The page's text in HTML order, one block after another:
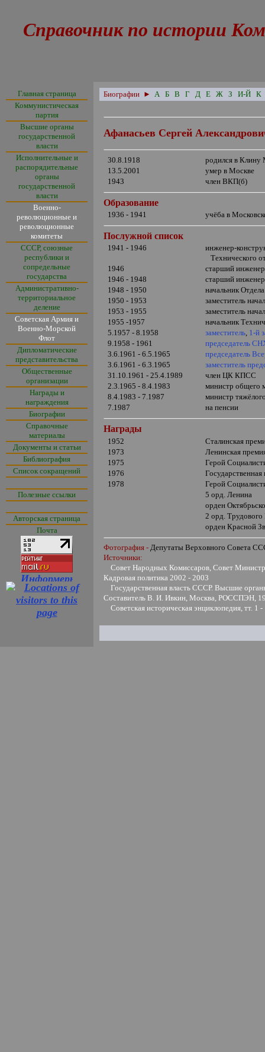
Справочник по истории
Главная страница
Коммунистическая
партия
Высшие органы
государственной
власти
Исполнительные и
распорядительные
органы
государственной
власти
Военно-
революционные и
революционные
комитеты
СССР, союзные
республики и
сопредельные
государства
Административно-
территориальное
деление
Советская Армия и
Военно-Морской
Флот
Дипломатические
представительства
Общественные
организации
Награды и
награждения
Биографии
Справочные
материалы
Документы и статьи
Библиография
Список сокращений
Полезные ссылки
Авторская страница
Почта
Биографии ► А Б В Г Д Е Ж З И-Й К
Афанасьев Сергей
30.8.1918
родился в Клину
13.5.2001
умер в Москве
1943
член ВКП(б)
Образование
1936 - 1941 учёба в
Послужной список
1941 - 1946
инженер-
Технического
1946
старший
1946 - 1948
старший
1948 - 1950
начальник
1950 - 1953
заместитель
1953 - 1955
заместитель
1955 -1957
начальник
5.1957 - 8.1958
заместитель, 1-й
9.1958 - 1961
председатель
3.6.1961 - 6.5.1965
председатель
3.6.1961 - 6.3.1965
заместитель
31.10.1961 - 25.4.1989
член ЦК КПСС
2.3.1965 - 8.4.1983
министр общего
8.4.1983 - 7.1987
министр
7.1987
на пенсии
Награды
1952
Сталинская
1973
Ленинская
1975
Герой
1976
1978
Герой
5 орд. Ленина
орден
2 орд.
орден Красной
Фотография -Депутаты Верховного Совета
Источники:
Совет Народных Комиссаров, Совет
Кадровая политика 2002 - 2003
Государственная власть СССР. Высшие
Составитель В. И. Ивкин, Москва, РОССПЭН,
Советская историческая энциклопедия, тт.